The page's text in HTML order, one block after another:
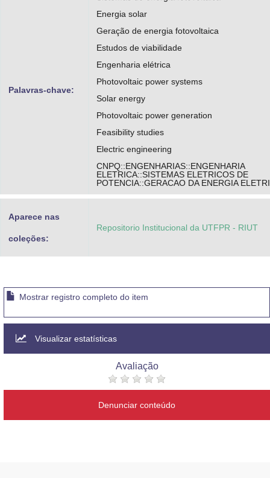
Palavras-chave:
Energia solar
Geração de energia fotovoltaica
Estudos de viabilidade
Engenharia elétrica
Photovoltaic power systems
Solar energy
Photovoltaic power generation
Feasibility studies
Electric engineering
CNPQ::ENGENHARIAS::ENGENHARIA
ELETRICA::SISTEMAS ELETRICOS DE
POTENCIA::GERACAO DA ENERGIA
Aparece nas
coleções:
Repositorio Institucional da UTFPR - RIUT
Mostrar registro completo do item
Visualizar estatísticas
Avaliação
Denunciar conteúdo